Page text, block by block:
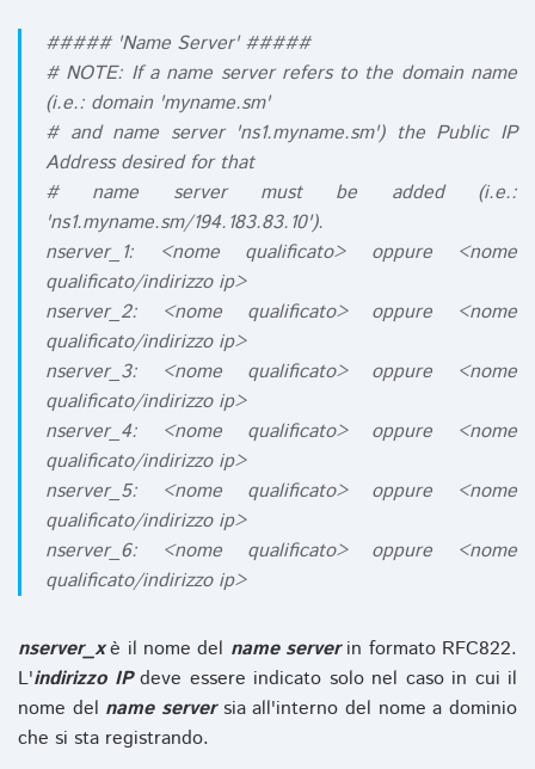
##### 'Name Server' #####
# NOTE: If a name server refers to the domain name
(i.e.: domain 'myname.sm'
# and name server 'ns1.myname.sm') the Public IP
Address desired for that
# name server must be added (i.e.:
'ns1.myname.sm/194.183.83.10').
nserver_1: <nome qualificato> oppure <nome
qualificato/indirizzo ip>
nserver_2: <nome qualificato> oppure <nome
qualificato/indirizzo ip>
nserver_3: <nome qualificato> oppure <nome
qualificato/indirizzo ip>
nserver_4: <nome qualificato> oppure <nome
qualificato/indirizzo ip>
nserver_5: <nome qualificato> oppure <nome
qualificato/indirizzo ip>
nserver_6: <nome qualificato> oppure <nome
qualificato/indirizzo ip>
nserver_xè il nome del name serverin formato RFC822.
L'indirizzo IPdeve essere indicato solo nel caso in cui il
nome del name serversia all'interno del nome a dominio
che si sta registrando.